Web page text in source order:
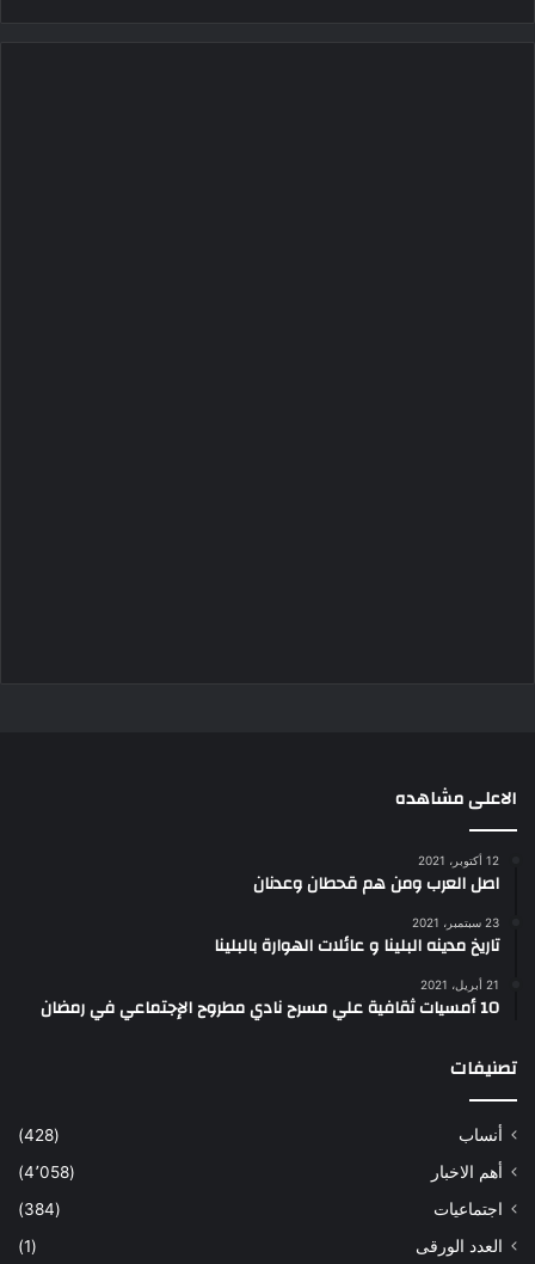
الاعلى مشاهده
12 أكتوبر، 2021
اصل العرب ومن هم قحطان وعدنان
23 سبتمبر، 2021
تاريخ مدينه البلينا و عائلات الهوارة بالبلينا
21 أبريل، 2021
10 أمسيات ثقافية علي مسرح نادي مطروح الإجتماعي في رمضان
تصنيفات
أنساب
(428)
أهم الاخبار
(4٬058)
اجتماعيات
(384)
العدد الورقى
(1)